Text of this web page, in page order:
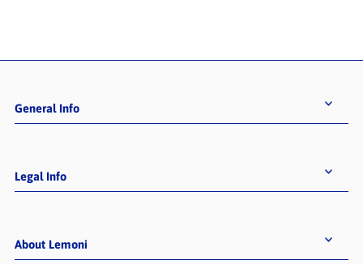
General Info
Legal Info
About Lemoni